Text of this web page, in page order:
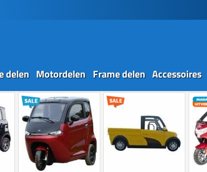
delen Motordelen Frame delen Accessoires